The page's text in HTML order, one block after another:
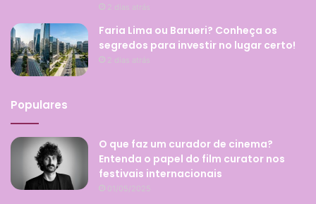
2 dias atrás
Faria Lima ou Barueri? Conheça os
segredos para investir no lugar certo!
2 dias atrás
Populares
O que faz um curador de cinema?
Entenda o papel do film curator nos
festivais internacionais
01/05/2025